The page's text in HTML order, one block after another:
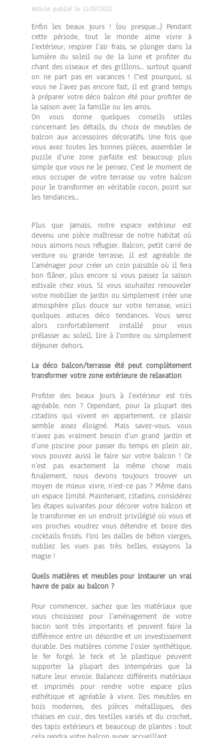
Article publié le 11/07/2021
Enfin les beaux jours ! (ou presque...) Pendant
cette période, tout le monde aime vivre à
l’extérieur, respirer l’air frais, se plonger dans la
lumière du soleil ou de la lune et profiter du
chant des oiseaux et des grillons... surtout quand
on ne part pas en vacances ! C’est pourquoi, si
vous ne l’avez pas encore fait, il est grand temps
à préparer votre déco balcon été pour profiter de
la saison avec la famille ou les amis.
On vous donne quelques conseils utiles
concernant les détails, du choix de meubles de
balcon aux accessoires décoratifs. Une fois que
vous avez toutes les bonnes pièces, assembler le
puzzle d’une zone parfaite est beaucoup plus
simple que vous ne le pensez. C’est le moment de
vous occuper de votre terrasse ou votre balcon
pour le transformer en véritable cocon, point sur
les tendances...
Plus que jamais, notre espace extérieur est
devenu une pièce maîtresse de notre habitat où
nous aimons nous réfugier. Balcon, petit carré de
verdure ou grande terrasse, il est agréable de
l’aménager pour créer un coin paisible où il fera
bon flâner, plus encore si vous passez la saison
estivale chez vous. Si vous souhaitez renouveler
votre mobilier de jardin ou simplement créer une
atmosphère plus douce sur votre terrasse, voici
quelques astuces déco tendances. Vous serez
alors confortablement installé pour vous
prélasser au soleil, lire à l'ombre ou simplement
déjeuner dehors.
La déco balcon/terrasse été peut complètement
transformer votre zone extérieure de relaxation
Profiter des beaux jours à l’extérieur est très
agréable, non ? Cependant, pour la plupart des
citadins qui vivent en appartement, ce plaisir
semble assez éloigné. Mais savez-vous, vous
n’avez pas vraiment besoin d’un grand jardin et
d’une piscine pour passer du temps en plein air,
vous pouvez aussi le faire sur votre balcon ! Ce
n’est pas exactement la même chose mais
finalement, nous devons toujours trouver un
moyen de mieux vivre, n’est-ce pas ? Même dans
un espace limité. Maintenant, citadins, considérez
les étapes suivantes pour décorer votre balcon et
le transformer en un endroit privilégié où vous et
vos proches voudrez vous détendre et boire des
cocktails froids. Fini les dalles de béton vierges,
oubliez les vues pas très belles, essayons la
magie !
Quels matières et meubles pour instaurer un vrai
havre de paix au balcon ?
Pour commencer, sachez que les matériaux que
vous choisissez pour l’aménagement de votre
bacon sont très importants et peuvent faire la
différence entre un désordre et un investissement
durable. Des matières comme l’osier synthétique,
le fer forgé, le teck et le plastique peuvent
supporter la plupart des intempéries que la
nature leur envoie. Balancez différents matériaux
et imprimés pour rendre votre espace plus
esthétique et agréable à vivre. Des meubles en
bois modernes, des pièces métalliques, des
chaises en cuir, des textiles variés et du crochet,
des tapis extérieurs et beaucoup de plantes : tout